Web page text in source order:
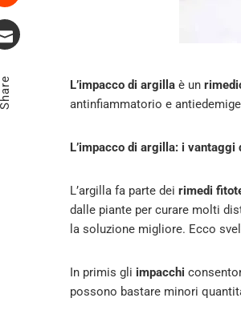
Stumbleupon
L’impacco di argilla è un
antinfiammatorio e
L’impacco di argilla: i vantaggi
L’argilla fa parte dei rimedi
dalle piante per curare molti
la soluzione migliore. Ecco
In primis gli impacchi
possono bastare minori